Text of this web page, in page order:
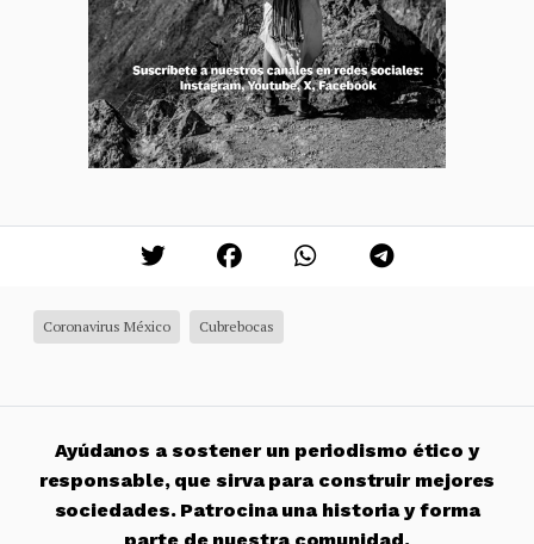
Coronavirus México Cubrebocas
Ayúdanos a sostener un periodismo ético y
responsable, que sirva para construir mejores
sociedades. Patrocina una historia y forma